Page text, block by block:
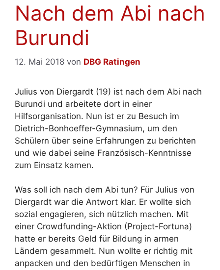
Nach dem Abi nach
Burundi
12. Mai 2018 von DBG Ratingen
Julius von Diergardt (19) ist nach dem Abi nach
Burundi und arbeitete dort in einer
Hilfsorganisation. Nun ist er zu Besuch im
Dietrich-Bonhoeffer-Gymnasium, um den
Schülern über seine Erfahrungen zu berichten
und wie dabei seine Französisch-Kenntnisse
zum Einsatz kamen.
Was soll ich nach dem Abi tun? Für Julius von
Diergardt war die Antwort klar. Er wollte sich
sozial engagieren, sich nützlich machen. Mit
einer Crowdfunding-Aktion (Project-Fortuna)
hatte er bereits Geld für Bildung in armen
Ländern gesammelt. Nun wollte er richtig mit
anpacken und den bedürftigen Menschen in